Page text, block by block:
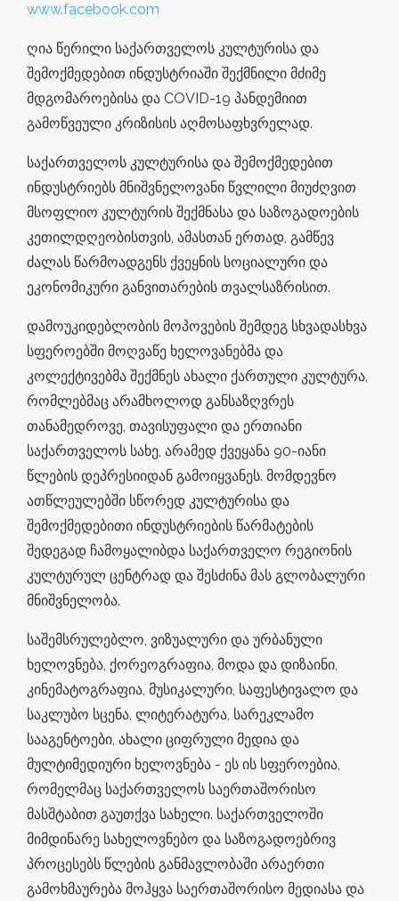
www.facebook.com
ღია წერილი საქართველოს კულტურისა და
შემოქმედებით ინდუსტრიაში შექმნილი მძიმე
მდგომაროებისა და COVID-19 პანდემიით
გამოწვეული კრიზისის აღმოსაფხვრელად.
საქართველოს კულტურისა და შემოქმედებით
ინდუსტრიებს მნიშვნელოვანი წვლილი მიუძღვით
მსოფლიო კულტურის შექმნასა და საზოგადოების
კეთილდღეობისთვის, ამასთან ერთად, გამწევ
ძალას წარმოადგენს ქვეყნის სოციალური და
ეკონომიკური განვითარების თვალსაზრისით.
დამოუკიდებლობის მოპოვების შემდეგ სხვადასხვა
სფეროებში მოღვაწე ხელოვანებმა და
კოლექტივებმა შექმნეს ახალი ქართული კულტურა,
რომლებმაც არამხოლოდ განსაზღვრეს
თანამედროვე, თავისუფალი და ერთიანი
საქართველოს სახე, არამედ ქვეყანა 90-იანი
წლების დეპრესიიდან გამოიყვანეს. მომდევნო
ათწლეულებში სწორედ კულტურისა და
შემოქმედებითი ინდუსტრიების წარმატების
შედეგად ჩამოყალიბდა საქართველო რეგიონის
კულტურულ ცენტრად და შესძინა მას გლობალური
მნიშვნელობა.
საშემსრულებლო, ვიზუალური და ურბანული
ხელოვნება, ქორეოგრაფია, მოდა და დიზაინი,
კინემატოგრაფია, მუსიკალური, საფესტივალო და
საკლუბო სცენა, ლიტერატურა, სარეკლამო
სააგენტოები, ახალი ციფრული მედია და
მულტიმედიური ხელოვნება - ეს ის სფეროებია,
რომელმაც საქართველოს საერთაშორისო
მასშტაბით გაუთქვა სახელი. საქართველოში
მიმდინარე სახელოვნებო და საზოგადოებრივ
პროცესებს წლების განმავლობაში არაერთი
გამოხმაურება მოჰყვა საერთაშორისო მედიასა და